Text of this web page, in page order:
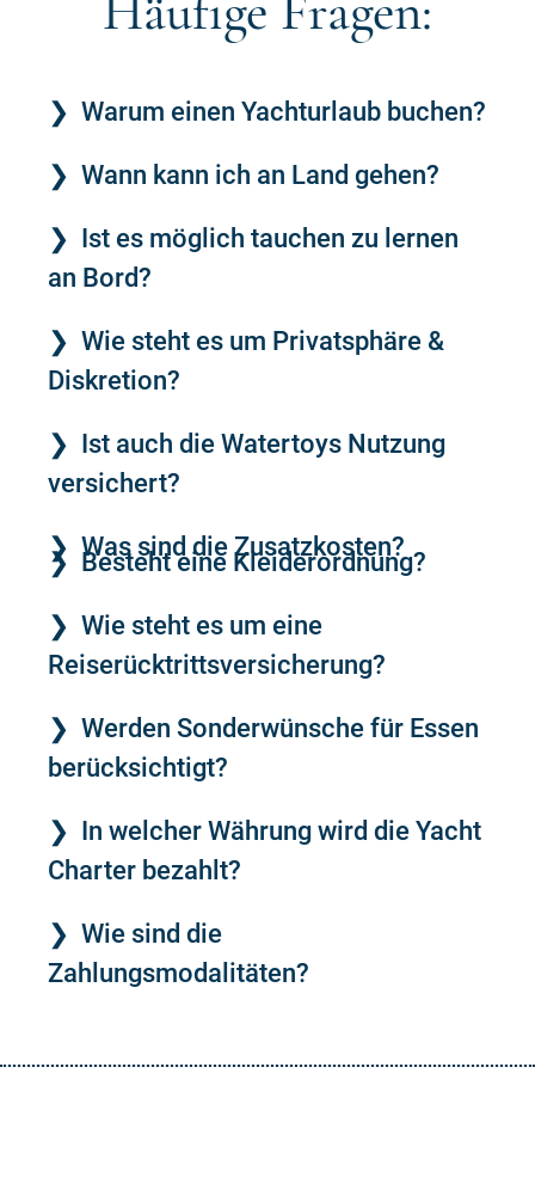
Warum einen Yachturlaub buchen?
Wann kann ich an Land gehen?
Ist es möglich tauchen zu lernen
an Bord?
Wie steht es um Privatsphäre &
Diskretion?
Ist auch die Watertoys Nutzung
versichert?
Was sind die Zusatzkosten?
Besteht eine Kleiderordnung?
Wie steht es um eine
Reiserücktrittsversicherung?
Werden Sonderwünsche für Essen
berücksichtigt?
In welcher Währung wird die Yacht
Charter bezahlt?
Wie sind die
Zahlungsmodalitäten?